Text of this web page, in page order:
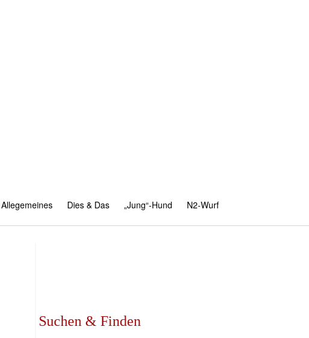
Allegemeines Dies & Das „Jung“-Hund N2-Wurf
Suchen & Finden